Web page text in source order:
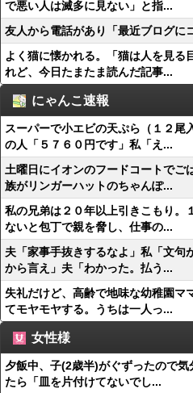
で悪い人は滅多に見ない」と指...
友人から電話があり「最近ブログに
よく猫に懐かれる。「猫は人を見る
れど、今日たまたま読んだ記事...
にゃんこ速報
スーパーで小エビの天ぷら（１２尾
の人「５７６０円です」私「え...
土曜日にイオンのフードコートでご
族がリンガーハットのちゃんぽ...
私の兄弟は２０年以上引きこもり。
ないと包丁で親を脅し、仕事の...
夫「家事手抜きするなよ」私「文句
から言え」夫「わかった。払う...
失礼だけど、高齢で地味な幼稚園マ
てモヤモヤする。うちは一人っ...
女性様
夕飯中、子(2歳半)がぐずったので
たら「皿を片付けてないでし...